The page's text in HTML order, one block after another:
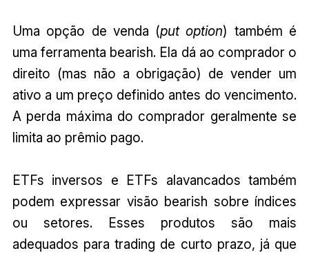
Uma opção de venda (put option) também é
uma ferramenta bearish. Ela dá ao comprador o
direito (mas não a obrigação) de vender um
ativo a um preço definido antes do vencimento.
A perda máxima do comprador geralmente se
limita ao prêmio pago.
ETFs inversos e ETFs alavancados também
podem expressar visão bearish sobre índices
ou setores. Esses produtos são mais
adequados para trading de curto prazo, já que